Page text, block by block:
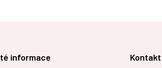
informace Kontakt